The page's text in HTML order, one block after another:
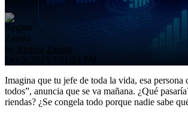
by Regina Zapata
Oct 3, 2025 7:31:24 PM
Imagina que tu jefe de toda la vida, esa persona
todos”, anuncia que se va mañana. ¿Qué
riendas? ¿Se congela todo porque nadie sabe